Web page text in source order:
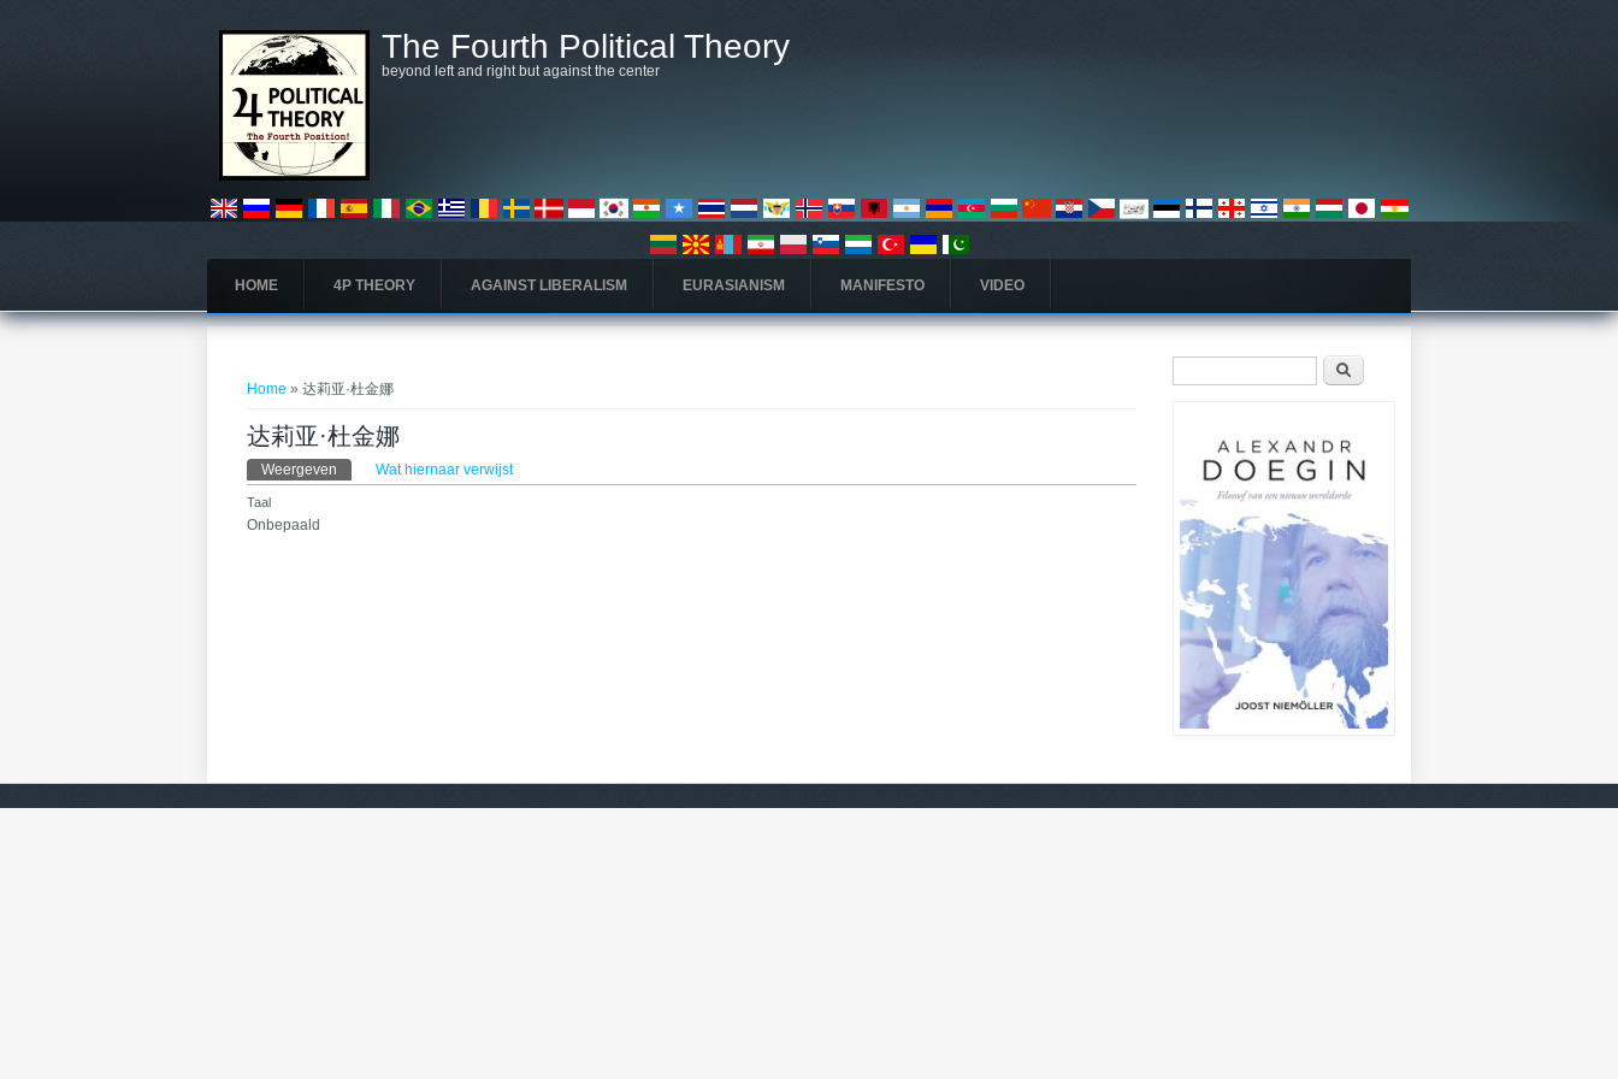
The Fourth Political Theory
beyond left and right but against the center
HOME 4P THEORY AGAINST LIBERALISM EURASIANISM MANIFESTO VIDEO
Home » 达莉亚·杜金娜
达莉亚·杜金娜
Primaire tabs
Weergeven (actieve tabblad)
Wat hiernaar verwijst
Taal
Onbepaald